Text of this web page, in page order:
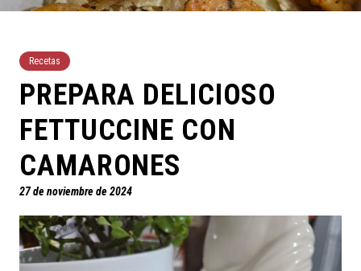
Recetas
PREPARA DELICIOSO
FETTUCCINE CON
CAMARONES
27 de noviembre de 2024